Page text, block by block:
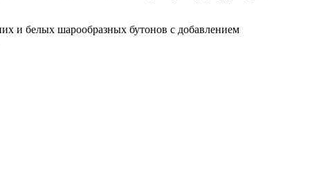
и белых шарообразных бутонов с добавлением